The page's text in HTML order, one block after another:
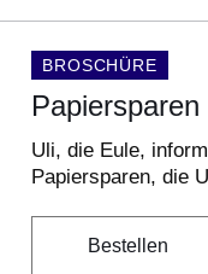
DOKUMENTENART:
BROSCHÜRE
Uli, die Eule,
Papiersparen, die
Bestellen